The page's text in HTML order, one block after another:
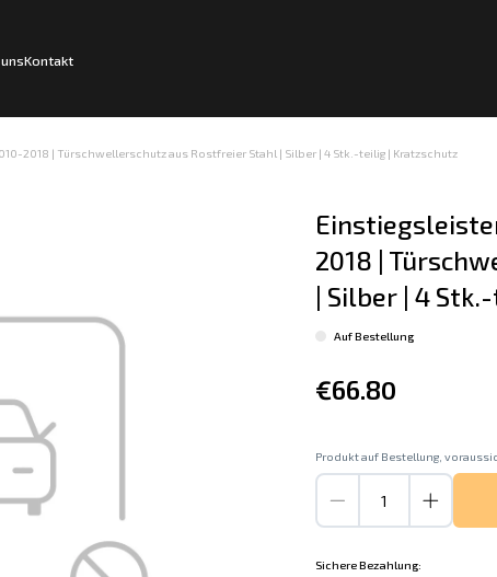
Kontakt
2018 | Türschwellerschutz aus Rostfreier Stahl | Silber | 4 Stk.-teilig | Kratzschutz
2018 |
| Silber | 4
Auf Bestellung
€66.80
Produkt auf Bestellung,
Sichere Bezahlung: